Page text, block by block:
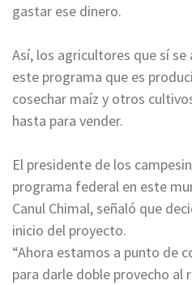
gastar ese dinero.
Así, los agricultores que sí
este programa que es
cosechar maíz y otros
hasta para vender.
El presidente de los
programa federal en este
Canul Chimal, señaló que
inicio del proyecto.
“Ahora estamos a punto de
para darle doble provecho al